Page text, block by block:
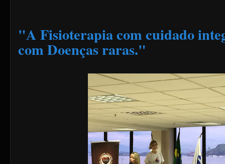
"A Fisioterapia com cuidado
com Doenças raras."